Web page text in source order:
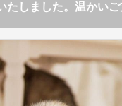
しました。温かい